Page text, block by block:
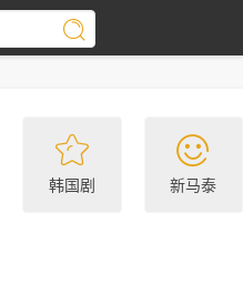
韩国剧 新马泰